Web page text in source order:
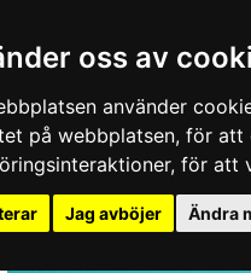
oss av
använder
på webbplatsen, för att
, för att
Jag avböjer Ändra